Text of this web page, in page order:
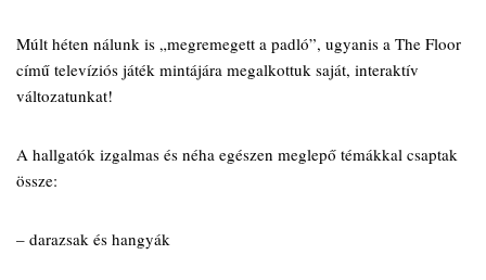
Múlt héten nálunk is „megremegett a padló”, ugyanis a The Floor
című televíziós játék mintájára megalkottuk saját, interaktív
változatunkat!
A hallgatók izgalmas és néha egészen meglepő témákkal csaptak
össze:
– darazsak és hangyák